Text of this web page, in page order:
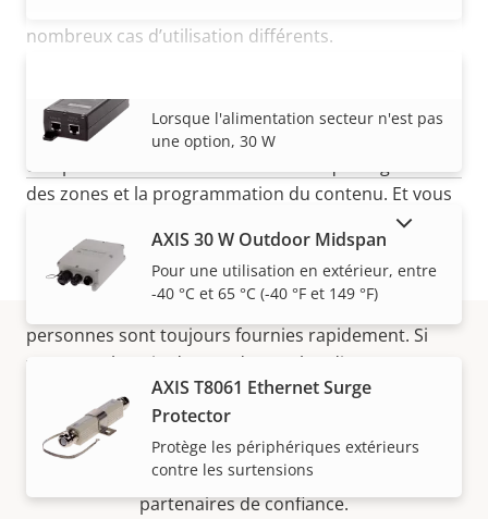
nombreux cas d’utilisation différents.
Edgeest intégrée pour vous permettre de gérer et
de contrôler efficacement votre système audio. Elle
comprend des fonctionnalités telles que la gestion
des zones et la programmation du contenu. Et vous
messages vocaux en direct aient toujours la priorité
- garantissant que les informations critiques telles
que les annonces d'urgence et la recherche de
personnes sont toujours fournies rapidement. Si
vous avez besoin de coordonner l'audio sur
différents sites, une version standard de notre
logiciel degestion multisite
Center, est disponible gratuitement.
VOIR PLUS
Lorsque l'alimentation secteur n'est pas
une option, 30 W
AXIS 30 W Outdoor Midspan
Pour une utilisation en extérieur, entre
-40 °C et 65 °C (-40 °F et 149 °F)
AXIS T8061 Ethernet Surge
Protector
Protège les périphériques extérieurs
contre les surtensions
Acheter
Les solutions Axis et les produits individuels sont
vendus et installés de manière experte par nos
partenaires de confiance.